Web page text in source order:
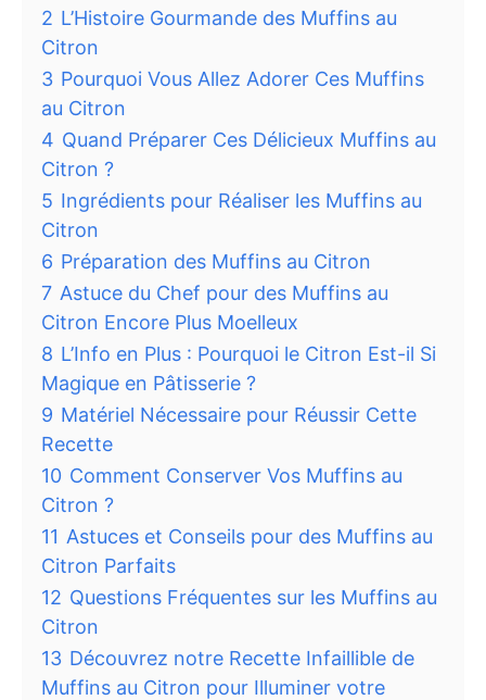
2 L’Histoire Gourmande des Muffins au
Citron
3 Pourquoi Vous Allez Adorer Ces Muffins
au Citron
4 Quand Préparer Ces Délicieux Muffins au
Citron ?
5 Ingrédients pour Réaliser les Muffins au
Citron
6 Préparation des Muffins au Citron
7 Astuce du Chef pour des Muffins au
Citron Encore Plus Moelleux
8 L’Info en Plus : Pourquoi le Citron Est-il Si
Magique en Pâtisserie ?
9 Matériel Nécessaire pour Réussir Cette
Recette
10 Comment Conserver Vos Muffins au
Citron ?
11 Astuces et Conseils pour des Muffins au
Citron Parfaits
12 Questions Fréquentes sur les Muffins au
Citron
13 Découvrez notre Recette Infaillible de
Muffins au Citron pour Illuminer votre